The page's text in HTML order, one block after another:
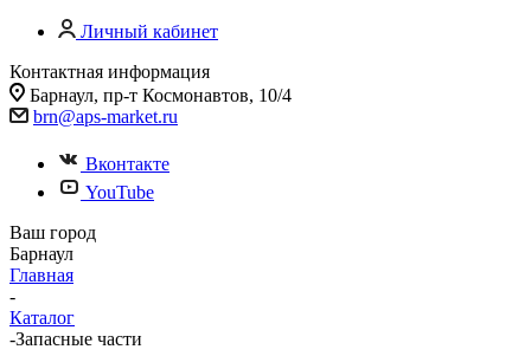
Личный кабинет
Контактная информация
Барнаул, пр-т Космонавтов, 10/4
brn@aps-market.ru
Вконтакте
YouTube
Ваш город
Барнаул
Главная
-
Каталог
-Запасные части